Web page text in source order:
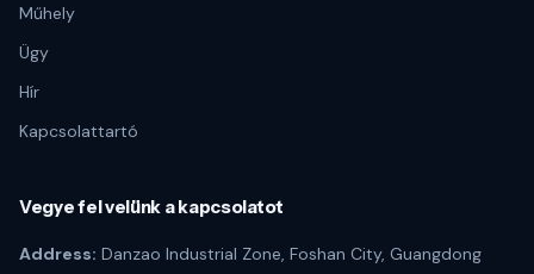
Műhely
Ügy
Hír
Kapcsolattartó
Vegye fel velünk a kapcsolatot
Address: Danzao Industrial Zone, Foshan City, Guangdong